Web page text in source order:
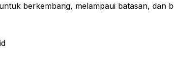
berkembang, melampaui batasan, dan